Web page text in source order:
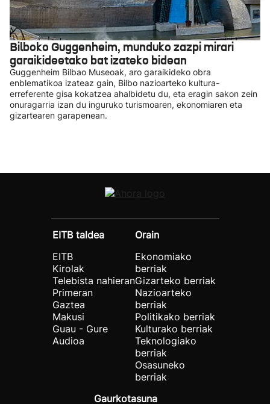
Bilboko Guggenheim, munduko zazpi mirari
garaikideetako bat izateko bidean
Guggenheim Bilbao Museoak, aro garaikideko obra
enblematikoa izateaz gain, Bilbo nazioarteko kultura-
erreferente gisa kokatzea ahalbidetu du, eta eragin sakon zein
onuragarria izan du inguruko turismoaren, ekonomiaren eta
gizartearen garapenean.
EITB taldea
EITB
Kirolak
Telebista nahieran
Primeran
Gaztea
Makusi
Guau - Gure
Audioa
Orain
Ekonomiako
berriak
Gizarteko berriak
Nazioarteko
berriak
Politikako berriak
Kulturako berriak
Teknologiako
berriak
Osasuneko
berriak
Gaurkotasuna